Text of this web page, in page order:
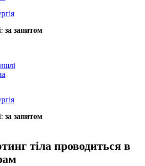
за запитом
за запитом
тіла проводиться в